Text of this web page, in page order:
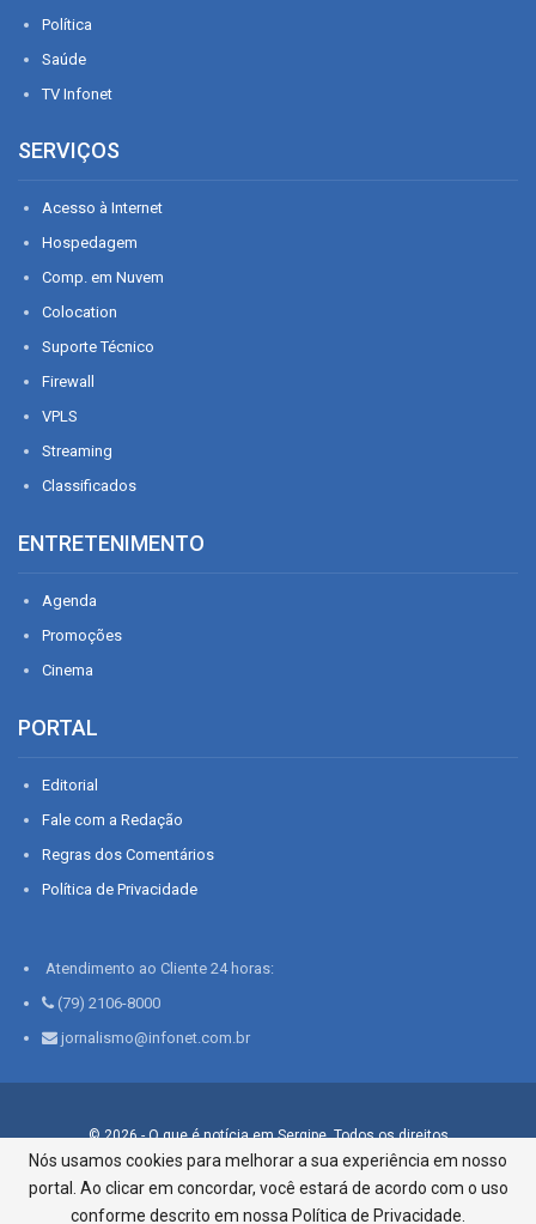
Política
Saúde
TV Infonet
SERVIÇOS
Acesso à Internet
Hospedagem
Comp. em Nuvem
Colocation
Suporte Técnico
Firewall
VPLS
Streaming
Classificados
ENTRETENIMENTO
Agenda
Promoções
Cinema
PORTAL
Editorial
Fale com a Redação
Regras dos Comentários
Política de Privacidade
Atendimento ao Cliente 24 horas:
(79) 2106-8000
jornalismo@infonet.com.br
© 2026 - O que é notícia em Sergipe. Todos os direitos
reservados.
Infonet - Rua Monsenhor Silveira 276, Bairro São José |
Aracaju-SE, CEP 49015-030, Fone: 79.2106.8000 - CI Centro de
Nós usamos cookies para melhorar a sua experiência em nosso
portal. Ao clicar em concordar, você estará de acordo com o uso
conforme descrito em nossa Política de Privacidade.